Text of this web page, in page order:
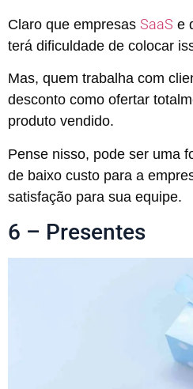
Claro que empresas SaaS e
terá dificuldade de colocar
Mas, quem trabalha com
desconto como ofertar
produto vendido.
Pense nisso, pode ser uma
de baixo custo para a
satisfação para sua equipe.
6 – Presentes